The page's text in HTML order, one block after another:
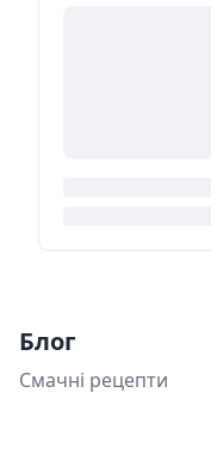
Блог
Смачні рецепти